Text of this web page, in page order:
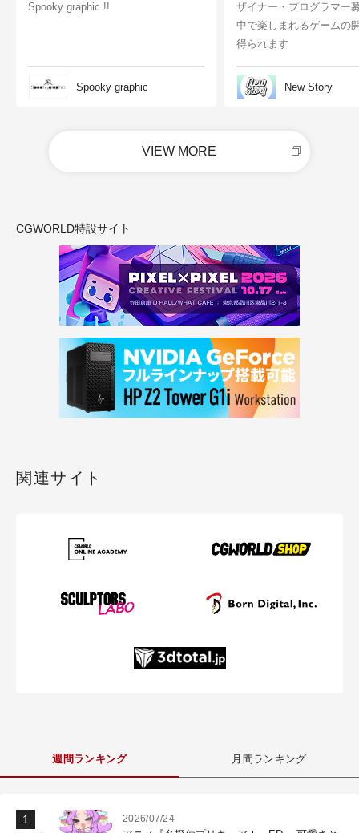
Spooky graphic !!
Spooky graphic
ザイナー・プログラマー
中で楽しまれるゲームの
得られます
New Story
VIEW MORE
CGWORLD特設サイト
関連サイト
週間ランキング 月間ランキング
2026/07/24